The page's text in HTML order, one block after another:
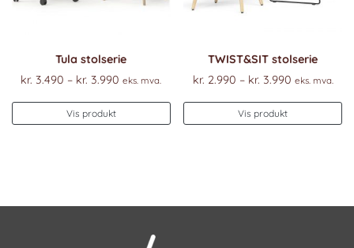
Tula stolserie
kr. 3.490 – kr. 3.990 Prisområde:
kr. 3.990
eks. mva.
Vis produkt
Dette
produktet
kan
TWIST&SIT stolserie
kr. 2.990 – kr. 3.990
kr. 3.990
eks. mva.
Vis produkt